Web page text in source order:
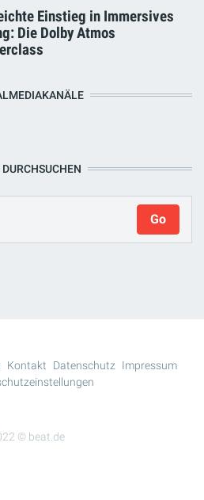
Einstieg in Immersives
Die Dolby Atmos
DURCHSUCHEN
© beat.de
Kontakt Datenschutz
Impressum